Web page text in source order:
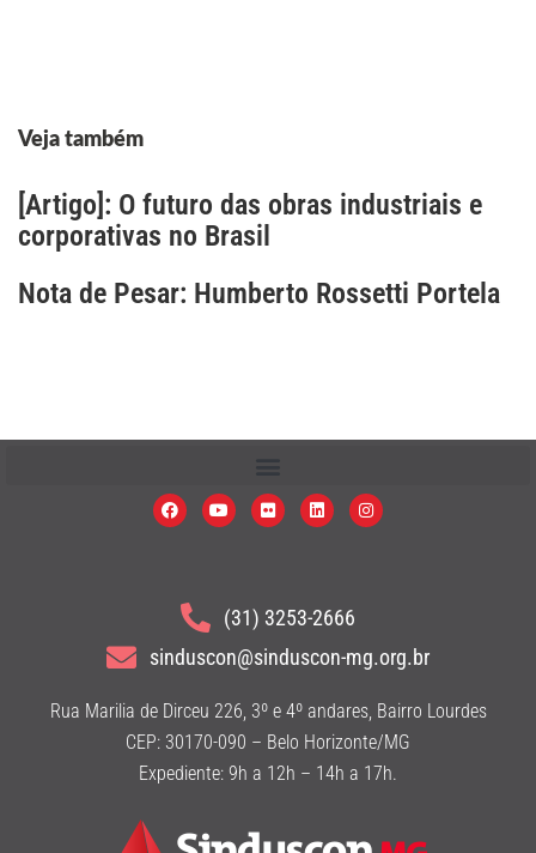
Veja também
[Artigo]: O futuro das obras industriais e
corporativas no Brasil
Nota de Pesar: Humberto Rossetti Portela
(31) 3253-2666
sinduscon@sinduscon-mg.org.br
Rua Marilia de Dirceu 226, 3º e 4º andares, Bairro Lourdes
CEP: 30170-090 – Belo Horizonte/MG
Expediente: 9h a 12h – 14h a 17h.